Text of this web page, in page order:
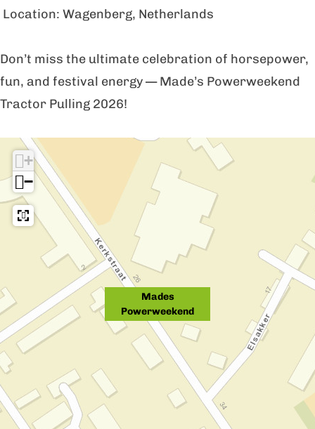
Location: Wagenberg, Netherlands
Don’t miss the ultimate celebration of horsepower,
fun, and festival energy — Made’s Powerweekend
Tractor Pulling 2026!
Mades
Powerweekend
+
−